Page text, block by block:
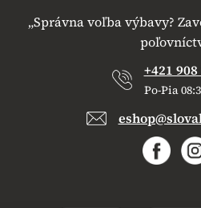
„Správna voľba výbavy?
+421
Po-Pia